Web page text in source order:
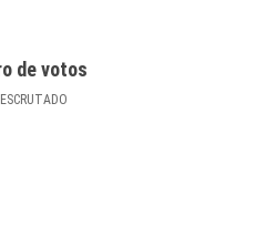
de votos
ESCRUTADO